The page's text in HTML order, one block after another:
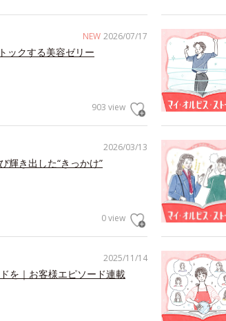
NEW 2026/07/17
ックする美容ゼリー
903 view
2026/03/13
輝き出した“きっかけ”
0 view
2025/11/14
を｜お客様エピソード連載